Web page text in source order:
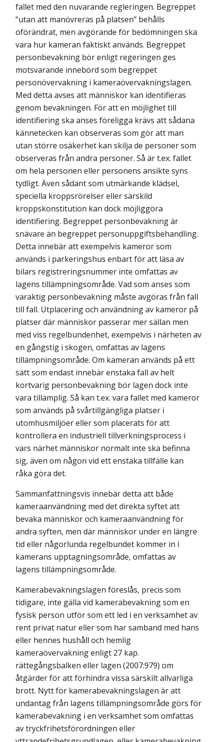
fallet med den nuvarande regleringen. Begreppet
”utan att manövreras på platsen” behålls
oförändrat, men avgörande för bedömningen ska
vara hur kameran faktiskt används. Begreppet
personbevakning bör enligt regeringen ges
motsvarande innebörd som begreppet
personövervakning i kameraövervakningslagen.
Med detta avses att människor kan identifieras
genom bevakningen. För att en möjlighet till
identifiering ska anses föreligga krävs att sådana
kännetecken kan observeras som gör att man
utan större osäkerhet kan skilja de personer som
observeras från andra personer. Så är t.ex. fallet
om hela personen eller personens ansikte syns
tydligt. Även sådant som utmärkande klädsel,
speciella kroppsrörelser eller särskild
kroppskonstitution kan dock möjliggöra
identifiering. Begreppet personbevakning är
snävare än begreppet personuppgiftsbehandling.
Detta innebär att exempelvis kameror som
används i parkeringshus enbart för att läsa av
bilars registreringsnummer inte omfattas av
lagens tillämpningsområde. Vad som anses som
varaktig personbevakning måste avgöras från fall
till fall. Utplacering och användning av kameror på
platser där människor passerar mer sällan men
med viss regelbundenhet, exempelvis i närheten av
en gångstig i skogen, omfattas av lagens
tillämpningsområde. Om kameran används på ett
sätt som endast innebär enstaka fall av helt
kortvarig personbevakning bör lagen dock inte
vara tillämplig. Så kan t.ex. vara fallet med kameror
som används på svårtillgängliga platser i
utomhusmiljöer eller som placerats för att
kontrollera en industriell tillverkningsprocess i
vars närhet människor normalt inte ska befinna
sig, även om någon vid ett enstaka tillfälle kan
råka göra det.
Sammanfattningsvis innebär detta att både
kameraanvändning med det direkta syftet att
bevaka människor och kameraanvändning för
andra syften, men där människor under en längre
tid eller någorlunda regelbundet kommer in i
kamerans upptagningsområde, omfattas av
lagens tillämpningsområde.
Kamerabevakningslagen föreslås, precis som
tidigare, inte gälla vid kamerabevakning som en
fysisk person utför som ett led i en verksamhet av
rent privat natur eller som har samband med hans
eller hennes hushåll och hemlig
kameraövervakning enligt 27 kap.
rättegångsbalken eller lagen (2007:979) om
åtgärder för att förhindra vissa särskilt allvarliga
brott. Nytt för kamerabevakningslagen är att
undantag från lagens tillämpningsområde görs för
kamerabevakning i en verksamhet som omfattas
av tryckfrihetsförordningen eller